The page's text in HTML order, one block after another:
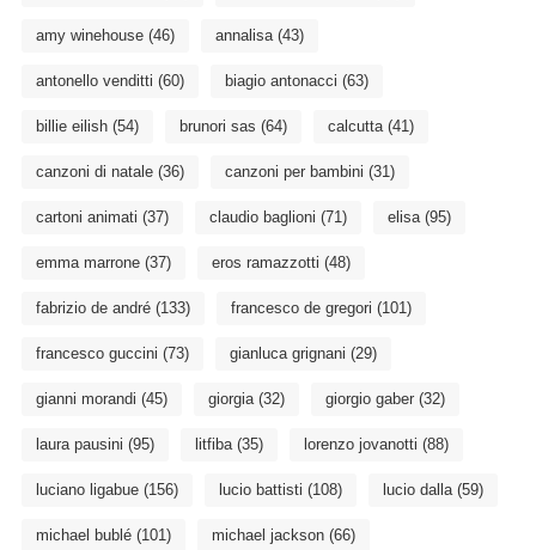
amy winehouse(46) annalisa(43)
antonello venditti (60) biagio antonacci (63)
billie eilish(54) brunori sas (64) calcutta(41)
canzoni di natale(36) canzoni per bambini (31)
cartoni animati (37) claudio baglioni (71) elisa(95)
emma marrone(37) eros ramazzotti (48)
fabrizio de andré(133) francesco de gregori (101)
francesco guccini (73) gianluca grignani (29)
gianni morandi (45) giorgia(32) giorgio gaber(32)
laura pausini (95) litfiba(35) lorenzo jovanotti (88)
luciano ligabue(156) lucio battisti (108) lucio dalla(59)
michael bublé(101) michael jackson(66)